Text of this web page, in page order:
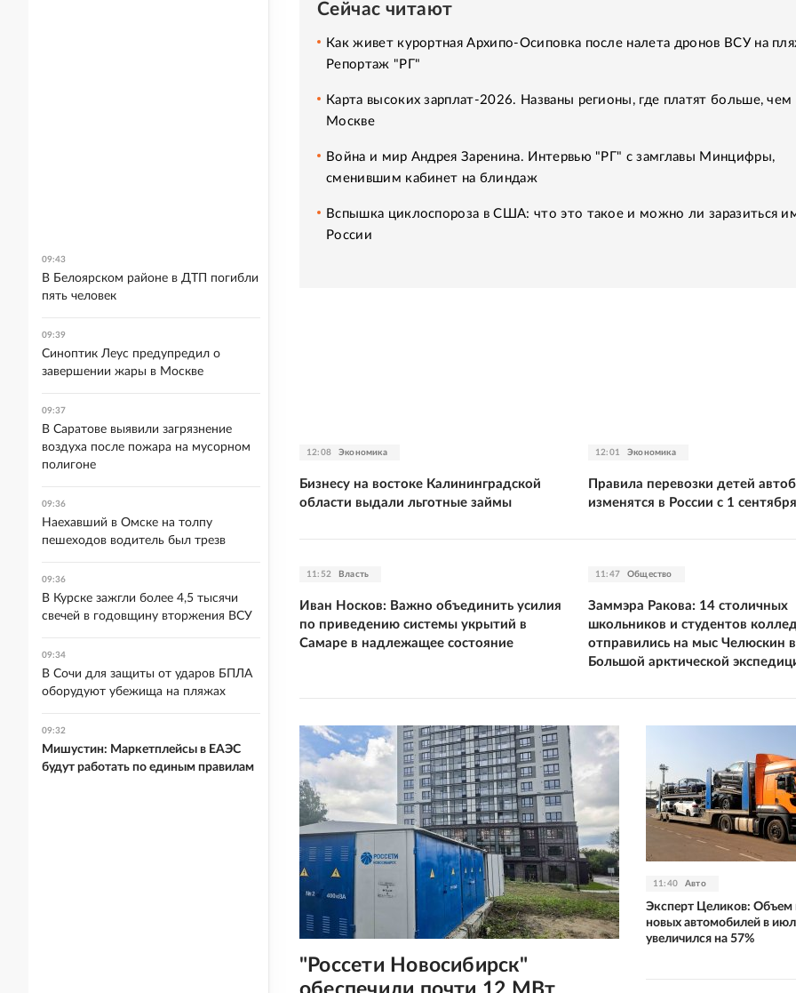
Сейчас читают
Как живет курортная Архипо-Осиповка после налета дронов ВСУ на
Репортаж "РГ"
Карта высоких зарплат-2026. Названы регионы, где платят больше, чем
Москве
Война и мир Андрея Заренина. Интервью "РГ" с замглавы Минцифры,
сменившим кабинет на блиндаж
Вспышка циклоспороза в США: что это такое и можно ли заразиться
России
12:08 Экономика
Бизнесу на востоке Калининградской
области выдали льготные займы
12:01 Экономика
Правила перевозки детей
изменятся в России с 1 сентября
11:52 Власть
Иван Носков: Важно объединить усилия
по приведению системы укрытий в
Самаре в надлежащее состояние
11:47 Общество
Заммэра Ракова: 14 столичных
школьников и студентов
отправились на мыс Челюскин
Большой арктической
"Россети Новосибирск"
обеспечили почти 12 МВт
11:40 Авто
Эксперт Целиков: Объем
новых автомобилей в
увеличился на 57%
09:43
В Белоярском районе в ДТП погибли
пять человек
09:39
Синоптик Леус предупредил о
завершении жары в Москве
09:37
В Саратове выявили загрязнение
воздуха после пожара на мусорном
полигоне
09:36
Наехавший в Омске на толпу
пешеходов водитель был трезв
09:36
В Курске зажгли более 4,5 тысячи
свечей в годовщину вторжения ВСУ
09:34
В Сочи для защиты от ударов БПЛА
оборудуют убежища на пляжах
09:32
Мишустин: Маркетплейсы в ЕАЭС
будут работать по единым правилам